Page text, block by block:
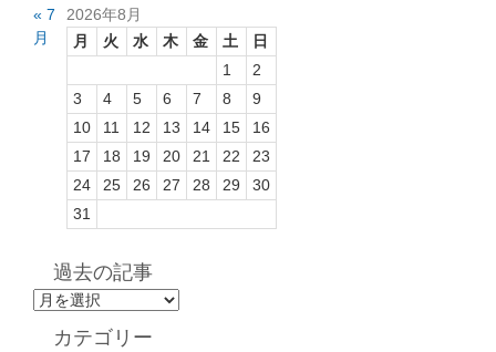
2026年8月
月
火 水 木 金 土
日
1
2
3
4 5 6 7 8
9
10
11 12 13 14 15
16
17
18 19 20 21 22
23
24
25 26 27 28 29
30
31
« 7
月
過去の記事
過
カテゴリー